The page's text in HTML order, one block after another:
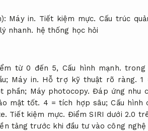
Máy in. Tiết kiệm mực. Cấu trúc
nhanh. hệ thống học hỏi
từ 0 đến 5, Cấu hình mạnh. trong
Máy in. Hỗ trợ kỹ thuật rõ ràng. 1
phần; Máy photocopy. Đáp ứng nhu
mật tốt. 4 = tích hợp sâu;Cấu hình
Tiết kiệm mực. Điểm SIRI dưới 2.0
tảng trước khi đầu tư vào công